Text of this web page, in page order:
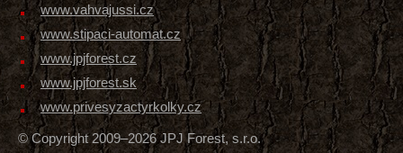
www.vahvajussi.cz
www.stipaci-automat.cz
www.jpjforest.cz
www.jpjforest.sk
www.privesyzactyrkolky.cz
© Copyright 2009–2026 JPJ Forest, s.r.o.